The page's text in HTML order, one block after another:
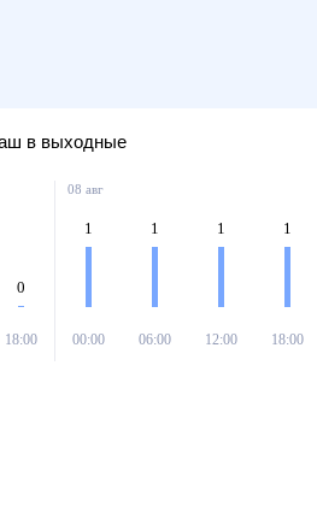
в выходные
0
18:00
08 авг
1
00:00
1
06:00
1
12:00
1
18:00